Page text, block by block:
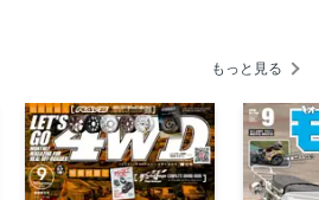
もっと見る